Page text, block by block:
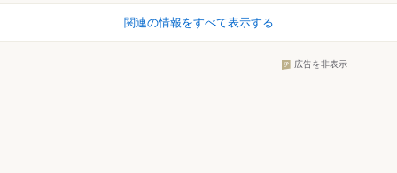
関連の情報をすべて表示する
広告を非表示